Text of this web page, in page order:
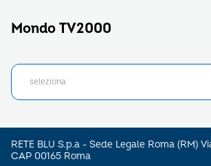
Mondo TV2000
RETE BLU S.p.a - Sede Legale Roma (RM)
CAP 00165 Roma